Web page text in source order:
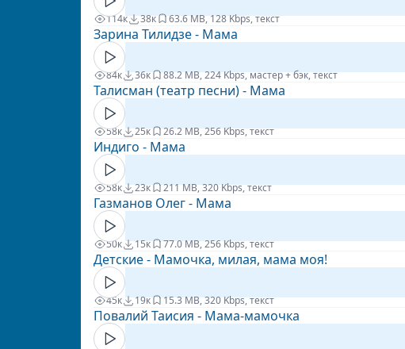
114к 38к 63.6 MB, 128 Kbps, текст
Зарина Тилидзе - Мама
84к 36к 88.2 MB, 224 Kbps, мастер + бэк, текст
Талисман (театр песни) - Мама
58к 25к 26.2 MB, 256 Kbps, текст
Индиго - Мама
58к 23к 211 MB, 320 Kbps, текст
Газманов Олег - Мама
50к 15к 77.0 MB, 256 Kbps, текст
Детские - Мамочка, милая, мама моя!
45к 19к 15.3 MB, 320 Kbps, текст
Повалий Таисия - Мама-мамочка